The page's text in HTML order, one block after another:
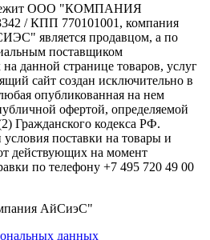
ООО "КОМПАНИЯ
/ КПП 770101001, компания
является продавцом, а по
поставщиком
данной странице товаров, услуг
сайт создан исключительно в
опубликованная на нем
офертой, определяемой
Гражданского кодекса РФ.
условия поставки на товары и
действующих на момент
по телефону +7 495 720 49 00
АйСиэС"
данных